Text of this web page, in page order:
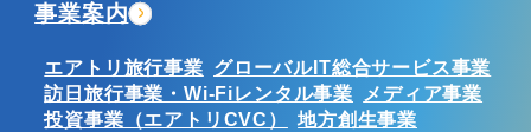
事業案内
エアトリ旅行事業 グローバルIT総合サービス事業
訪日旅行事業・Wi-Fiレンタル事業
メディア事業
投資事業（エアトリCVC）
地方創生事業